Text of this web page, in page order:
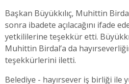
Başkan Büyükkılıç, Muhittin
sonra ibadete açılacağını ifade
yetkililerine teşekkür etti.
Muhittin Birdal’a da
teşekkürlerini iletti.
Belediye - hayırsever iş birliği ile